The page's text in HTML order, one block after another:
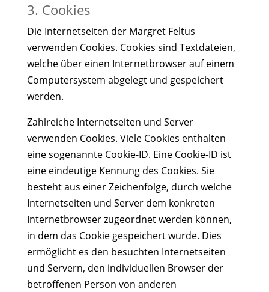
3. Cookies
Die Internetseiten der Margret Feltus
verwenden Cookies. Cookies sind Textdateien,
welche über einen Internetbrowser auf einem
Computersystem abgelegt und gespeichert
werden.
Zahlreiche Internetseiten und Server
verwenden Cookies. Viele Cookies enthalten
eine sogenannte Cookie-ID. Eine Cookie-ID ist
eine eindeutige Kennung des Cookies. Sie
besteht aus einer Zeichenfolge, durch welche
Internetseiten und Server dem konkreten
Internetbrowser zugeordnet werden können,
in dem das Cookie gespeichert wurde. Dies
ermöglicht es den besuchten Internetseiten
und Servern, den individuellen Browser der
betroffenen Person von anderen